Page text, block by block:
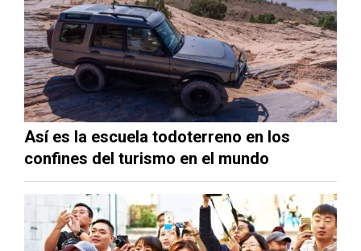
Así es la escuela todoterreno en los
confines del turismo en el mundo